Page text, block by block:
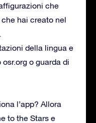
che
hai creato nel
della lingua e
osr.org o guarda di
l’app? Allora
to the Stars e